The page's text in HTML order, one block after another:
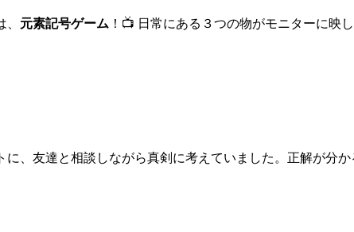
元素記号ゲーム ！📺 日常にある３つの物がモニターに映
に、友達と相談しながら真剣に考えていました。正解が分